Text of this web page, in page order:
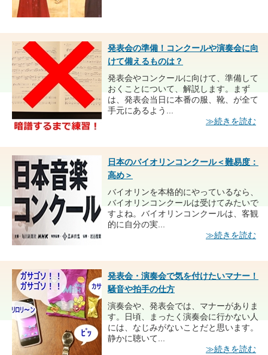
発表会の準備！コンクールや演奏会に向
けて備えるものは？
発表会やコンクールに向けて、準備して
おくことについて、解説します。まず
は、発表会当日に本番の服、靴、が全て
手元にあるよう...
≫続きを読む
日本のバイオリンコンクール＜難易度：
高め＞
バイオリンを本格的にやっているなら、
バイオリンコンクールは受けてみたいで
すよね。バイオリンコンクールは、客観
的に自分の実...
≫続きを読む
発表会・演奏会で気を付けたいマナー！
騒音や拍手の仕方
演奏会や、発表会では、マナーがありま
す。日頃、まったく演奏会に行かない人
には、なじみがないことだと思います。
静かに聴いて...
≫続きを読む